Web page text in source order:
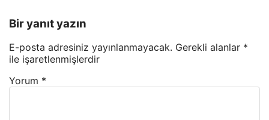
Bir yanıt yazın
E-posta adresiniz yayınlanmayacak. Gerekli alanlar *
ile işaretlenmişlerdir
Yorum *